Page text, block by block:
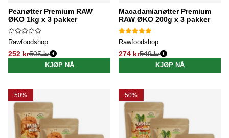
Peanøtter Premium RAW
ØKO 1kg x 3 pakker
Rawfoodshop
252 kr
Vanlig pris:
505 kr
KJØP NÅ
Macadamianøtter Premium
RAW ØKO 200g x 3 pakker
Rawfoodshop
274 kr
Vanlig pris:
549 kr
KJØP NÅ
50% 50%